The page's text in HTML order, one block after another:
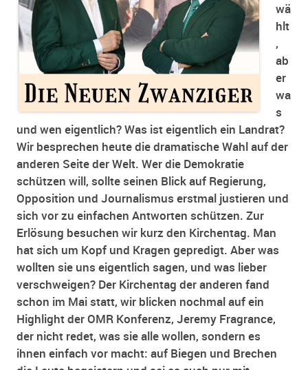
wä
hlt
,
ab
er
wa
s
und wen eigentlich? Was ist eigentlich ein Landrat?
Wir besprechen heute die dramatische Wahl auf der
anderen Seite der Welt. Wer die Demokratie
schützen will, sollte seinen Blick auf Regierung,
Opposition und Journalismus erstmal justieren und
sich vor zu einfachen Antworten schützen. Zur
Erlösung besuchen wir kurz den Kirchentag. Man
hat sich um Kopf und Kragen gepredigt. Aber was
wollten sie uns eigentlich sagen, und was lieber
verschweigen? Der Kirchentag der anderen fand
schon im Mai statt, wir blicken nochmal auf ein
Highlight der OMR Konferenz, Jeremy Fragrance,
der nicht redet, was sie alle wollen, sondern es
ihnen einfach vor macht: auf Biegen und Brechen